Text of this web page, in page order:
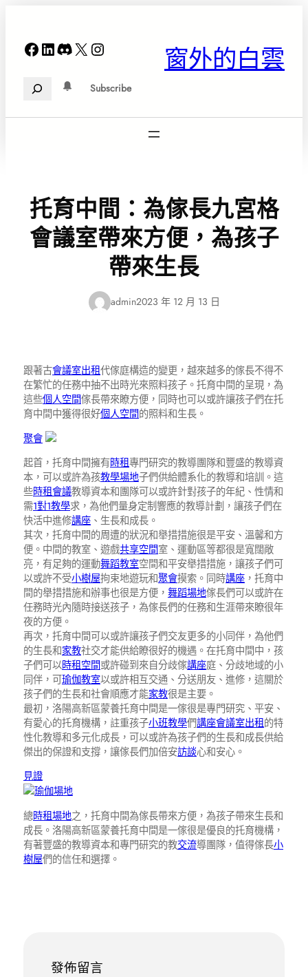
Facebook
LinkedIn
Discord
X Instagram 窗外的白雲
Search Subscribe
托育中間：為傢長九宮格
會議室帶來方便，為孩子
帶來生長
admin2023 年 12 月 13 日
跟著古會議室出租代傢庭構造的變更，越來越多的傢長不得不
在繁忙的任務中抽不出時光來照料孩子。托育中間的呈現，為
這些個人空間傢長帶來瞭方便，同時也可以或許讓孩子們在托
育中間中獲得很好個人空間的照料和生長。
聚會
起首，托育中間擁有時租專門研究的教導團隊和豐盛的教導資
本，可以或許為孩教學場地子們供給體系化的教導和培訓。這
些時租會議教導資本和團隊可以或許針對孩子的年紀、性情和
需1對1教學求，為他們量身定制響應的教導計劃，讓孩子們在
快活中進修講座 、生長和成長。
其次，托育中間的周遭的狀況和舉措措施很是平安、溫馨和方
便。中間的教室、遊戲共享空間室、運動區等都很是寬闊敞
亮，有足夠的運動舞蹈教室空間和平安舉措措施，讓孩子們可
以或許不受小樹屋拘束地遊玩和聚會摸索。同時講座 ，托育中
間的舉措措施和辦事也很是方便， 舞蹈場地傢長們可以或許在
任務時光內隨時接送孩子，為傢長們的任務和生涯帶來瞭很年
夜的方便。
再次，托育中間可以或許讓孩子們交友更多的小同伴，為他們
的生長和家教社交才能供給瞭很好的機遇。在托育中間中，孩
子們可以時租空間或許碰到來自分歧傢講座庭、分歧地域的小
同伴，可瑜伽教室以或許相互交通、分送朋友、進修，這關於
孩子們的生長和社會順應才能家教很是主要。
最初，洛陽高新區蒙養托育中間是一傢很是專門研究、平安、
有愛心的托育機構，註重孩子小班教學們講座會議室出租的特
性化教導和多元化成長，可以或許為孩子們的生長和成長供給
傑出的保證和支撐，讓傢長們加倍安訪談心和安心。
見證
瑜伽場地
總時租場地之，托育中間為傢長帶來方便，為孩子帶來生長和
成長。洛陽高新區蒙養托育中間是一傢很是優良的托育機構，
有著豐盛的教導資本和專門研究的教交流導團隊，值得傢長小
樹屋們的信任和選擇。
發佈留言